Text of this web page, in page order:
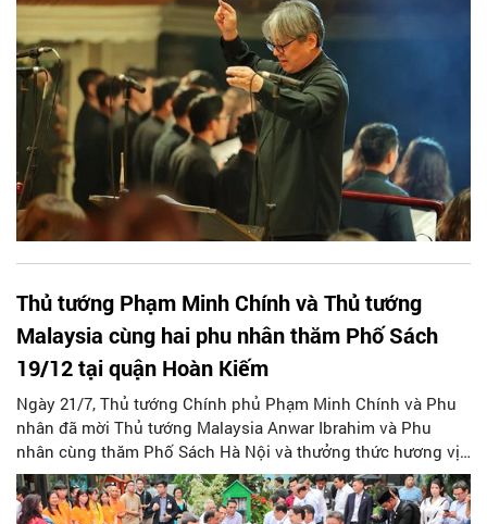
Thủ tướng Phạm Minh Chính và Thủ tướng
Malaysia cùng hai phu nhân thăm Phố Sách
19/12 tại quận Hoàn Kiếm
Ngày 21/7, Thủ tướng Chính phủ Phạm Minh Chính và Phu
nhân đã mời Thủ tướng Malaysia Anwar Ibrahim và Phu
nhân cùng thăm Phố Sách Hà Nội và thưởng thức hương vị
cà phê Việt Nam.